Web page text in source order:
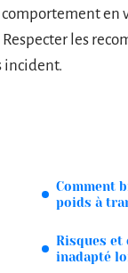
en
les
incident.
Comment
poids à
Risques et
inadapté